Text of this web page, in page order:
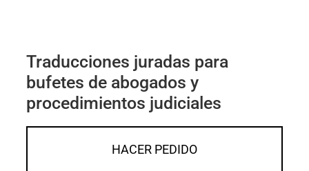
Traducciones juradas para
bufetes de abogados y
procedimientos judiciales
HACER PEDIDO